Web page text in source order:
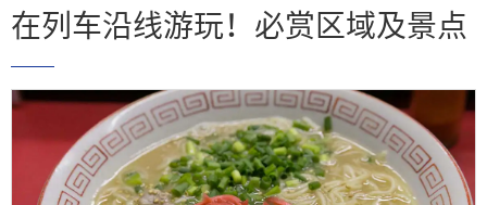
在列车沿线游玩！必赏区域及景点